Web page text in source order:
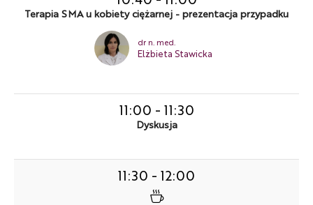
Terapia SMA u kobiety ciężarnej - prezentacja przypadku
dr n. med.
Elżbieta Stawicka
11:00 - 11:30
Dyskusja
11:30 - 12:00